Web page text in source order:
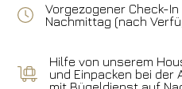
Vorgezogener Check-
Nachmittag (nach
Hilfe von unserem
und Einpacken bei der